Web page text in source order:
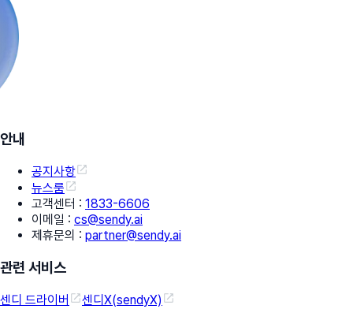
안내
공지사항
뉴스룸
고객센터 : 1833-6606
이메일 : cs@sendy.ai
제휴문의 : partner@sendy.ai
관련 서비스
센디 드라이버 센디X(sendyX)